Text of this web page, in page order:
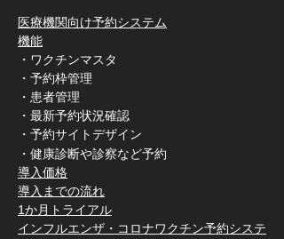
医療機関向け予約システム
機能
・ワクチンマスタ
・予約枠管理
・患者管理
・最新予約状況確認
・予約サイトデザイン
​・健康診断や診察など予約
​導入価格
​導入までの流れ
​1か月トライアル
​インフルエンザ・コロナワクチン予約システ